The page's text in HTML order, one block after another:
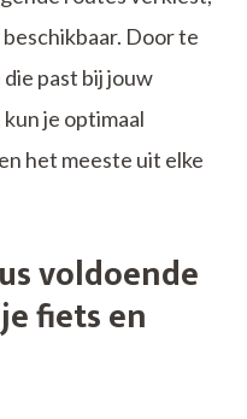
Door te
past bij jouw
je optimaal
het meeste uit elke
voldoende
fiets en